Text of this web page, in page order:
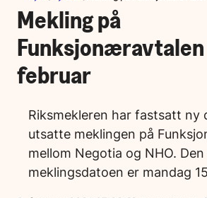
Mekling på
Funksjonæravtalen
februar
Riksmekleren har fastsatt ny
utsatte meklingen på
mellom Negotia og NHO.
meklingsdatoen er mandag